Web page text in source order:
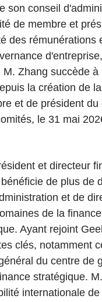
son conseil
de membre et
des rémunérations
Zhang succède à
la création de
et de président du
le 31 mai
et directeur
de plus de
et de
de la finance
Ayant rejoint
clés, notamment
du centre de
stratégique.
internationale de